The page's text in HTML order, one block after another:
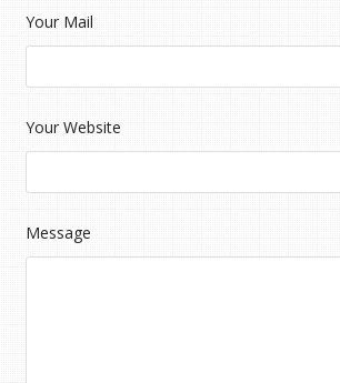
Your Mail
Your Website
Message